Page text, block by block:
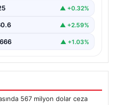
terörle mücadelede yeni bir
yasanın Meclis'te kabul…
▲ +0.32%
▲ +2.59%
▲ +1.03%
567 milyon dolar ceza